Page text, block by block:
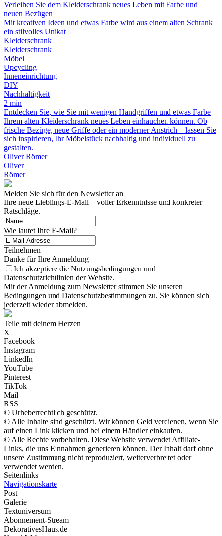
Verleihen Sie dem Kleiderschrank neues Leben mit Farbe und
neuen Bezügen
Mit kreativen Ideen und etwas Farbe wird aus einem alten Schrank
ein stilvolles Unikat
Kleiderschrank
Kleiderschrank
Möbel
Upcycling
Inneneinrichtung
DIY
Nachhaltigkeit
2 min
Entdecken Sie, wie Sie mit wenigen Handgriffen und etwas Farbe
Ihrem alten Kleiderschrank neues Leben einhauchen können. Ob
frische Bezüge, neue Griffe oder ein moderner Anstrich – lassen Sie
sich inspirieren, Ihr Möbelstück nachhaltig und individuell zu
gestalten.
Oliver Römer
Oliver
Römer
Melden Sie sich für den Newsletter an
Ihre neue Lieblings-E-Mail – voller Erkenntnisse und konkreter
Ratschläge.
Wie lautet Ihre E-Mail?
Teilnehmen
Danke für Ihre Anmeldung
Ich akzeptiere die Nutzungsbedingungen und
Datenschutzrichtlinien der Website.
Mit der Anmeldung zum Newsletter stimmen Sie unseren
Bedingungen und Datenschutzbestimmungen zu. Sie können sich
jederzeit wieder abmelden.
Teile mit deinem Herzen
X
Facebook
Instagram
LinkedIn
YouTube
Pinterest
TikTok
Mail
RSS
© Urheberrechtlich geschützt.
© Alle Inhalte sind geschützt. Wir können Geld verdienen, wenn Sie
auf einen Link klicken und bei einem Händler einkaufen.
© Alle Rechte vorbehalten. Diese Website verwendet Affiliate-
Links, die uns Einnahmen generieren können. Der Inhalt darf ohne
unsere Zustimmung nicht reproduziert, weiterverbreitet oder
verwendet werden.
Seitenlinks
Navigationskarte
Post
Galerie
Textuniversum
Abonnement-Stream
DekorativesHaus.de